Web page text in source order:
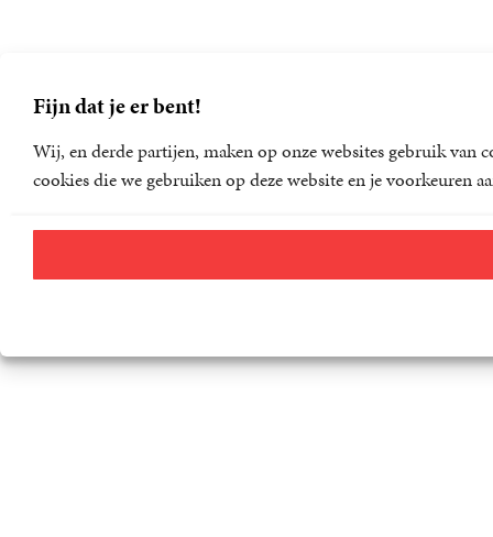
Fijn dat je er bent!
Wij, en derde partijen, maken op onze websites gebruik van
cookies die we gebruiken op deze website en je voorkeuren